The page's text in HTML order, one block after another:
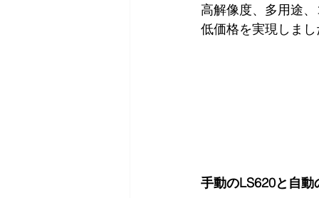
高解像度、多用途
低価格を実現しま
手動のLS620と自